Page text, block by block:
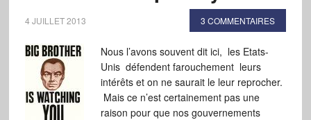
4 JUILLET 2013 3 COMMENTAIRES
Nous l’avons souvent dit ici, les Etats-
Unis défendent farouchement leurs
intérêts et on ne saurait le leur reprocher.
Mais ce n’est certainement pas une
raison pour que nos gouvernements